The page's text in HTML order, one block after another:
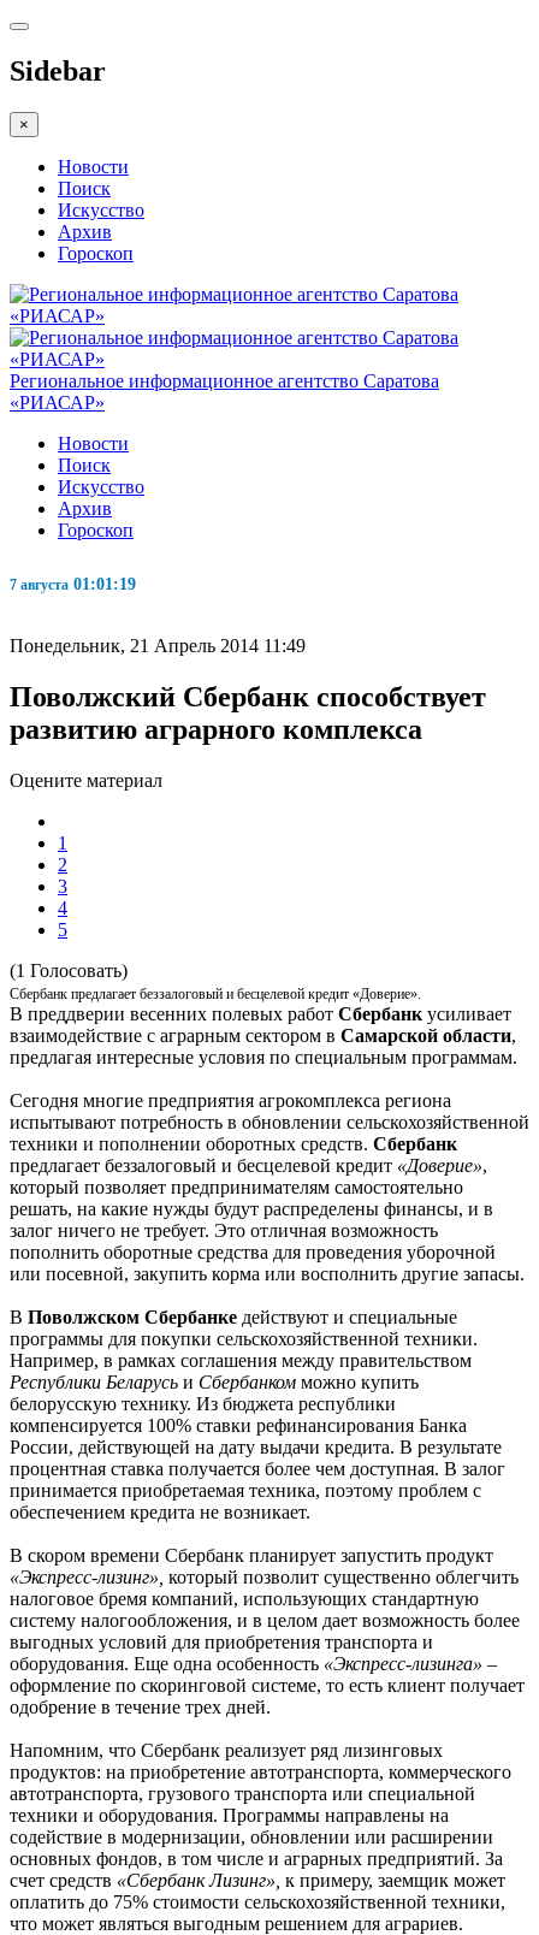
Sidebar
×
Новости
Поиск
Искусство
Архив
Гороскоп
Региональное информационное агентство Саратова
«РИАСАР»
Новости
Поиск
Искусство
Архив
Гороскоп
7 августа 01:01:20
Понедельник, 21 Апрель 2014 11:49
Поволжский Сбербанк способствует
развитию аграрного комплекса
Оцените материал
1
2
3
4
5
(1 Голосовать)
Сбербанк предлагает беззалоговый и бесцелевой кредит «Доверие».
В преддверии весенних полевых работ Сбербанк усиливает
взаимодействие с аграрным сектором в Самарской области,
предлагая интересные условия по специальным программам.
Сегодня многие предприятия агрокомплекса региона
испытывают потребность в обновлении сельскохозяйственной
техники и пополнении оборотных средств. Сбербанк
предлагает беззалоговый и бесцелевой кредит «Доверие»,
который позволяет предпринимателям самостоятельно
решать, на какие нужды будут распределены финансы, и в
залог ничего не требует. Это отличная возможность
пополнить оборотные средства для проведения уборочной
или посевной, закупить корма или восполнить другие запасы.
В Поволжском Сбербанке действуют и специальные
программы для покупки сельскохозяйственной техники.
Например, в рамках соглашения между правительством
Республики Беларусь и Сбербанком можно купить
белорусскую технику. Из бюджета республики
компенсируется 100% ставки рефинансирования Банка
России, действующей на дату выдачи кредита. В результате
процентная ставка получается более чем доступная. В залог
принимается приобретаемая техника, поэтому проблем с
обеспечением кредита не возникает.
В скором времени Сбербанк планирует запустить продукт
«Экспресс-лизинг», который позволит существенно облегчить
налоговое бремя компаний, использующих стандартную
систему налогообложения, и в целом дает возможность более
выгодных условий для приобретения транспорта и
оборудования. Еще одна особенность «Экспресс-лизинга» –
оформление по скоринговой системе, то есть клиент получает
одобрение в течение трех дней.
Напомним, что Сбербанк реализует ряд лизинговых
продуктов: на приобретение автотранспорта, коммерческого
автотранспорта, грузового транспорта или специальной
техники и оборудования. Программы направлены на
содействие в модернизации, обновлении или расширении
основных фондов, в том числе и аграрных предприятий. За
счет средств «Сбербанк Лизинг», к примеру, заемщик может
оплатить до 75% стоимости сельскохозяйственной техники,
что может являться выгодным решением для аграриев.